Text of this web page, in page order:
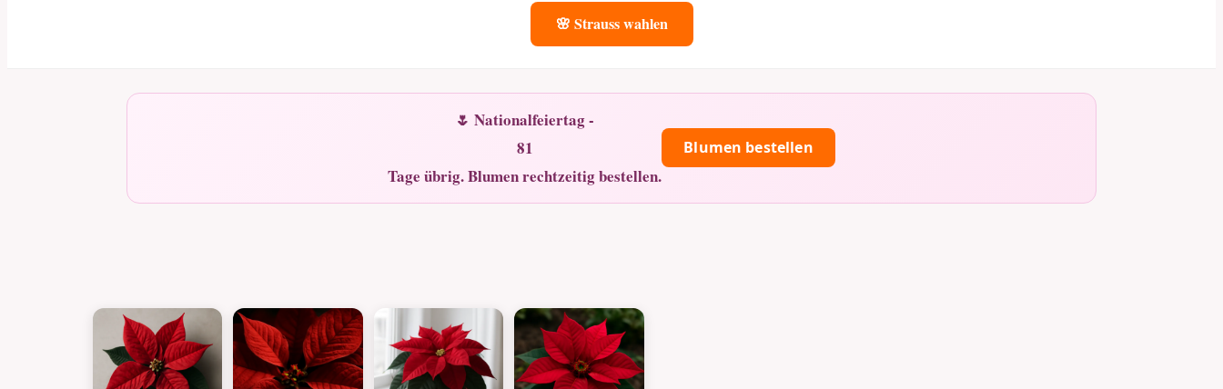
🌸 Strauss wahlen
🌷 Nationalfeiertag -
81
Tage übrig. Blumen rechtzeitig bestellen.
Blumen bestellen